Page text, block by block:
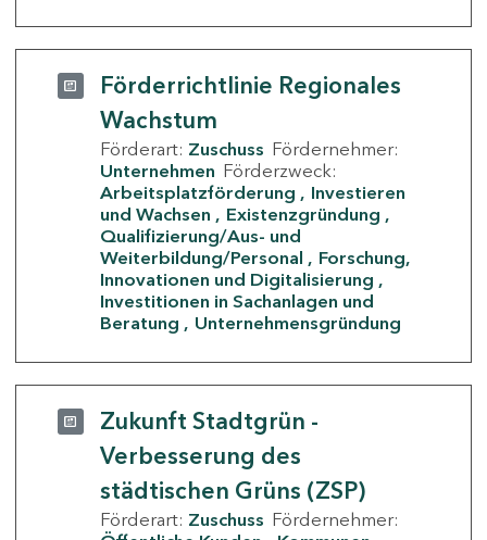
Förderrichtlinie Regionales
Wachstum
Förderart: Zuschuss Fördernehmer:
Unternehmen Förderzweck:
Arbeitsplatzförderung
Investieren
und Wachsen
Existenzgründung
Qualifizierung/Aus- und
Weiterbildung/Personal
Forschung,
Innovationen und Digitalisierung
Investitionen in Sachanlagen und
Beratung
Unternehmensgründung
Zukunft Stadtgrün -
Verbesserung des
städtischen Grüns (ZSP)
Förderart: Zuschuss Fördernehmer: